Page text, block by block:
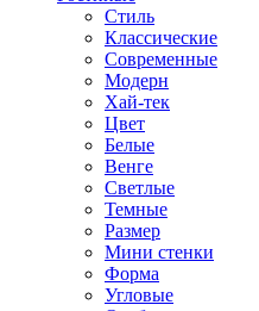
Стиль
Классические
Современные
Модерн
Хай-тек
Цвет
Белые
Венге
Светлые
Темные
Размер
Мини стенки
Форма
Угловые